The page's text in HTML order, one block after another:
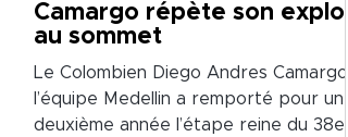
Camargo répète son exploit
au sommet
Le Colombien Diego Andres Camargo
l’équipe Medellin a remporté pour une
deuxième année l’étape reine du 38e